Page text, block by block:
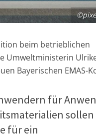
beim betrieblichen
Umweltministerin
Bayerischen EMAS-
für
für ein